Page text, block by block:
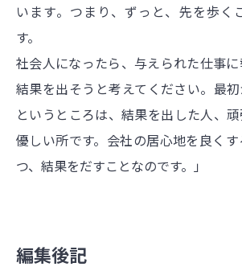
います。つまり、ずっと、先を歩く
す。
社会人になったら、与えられた仕事
結果を出そうと考えてください。最
というところは、結果を出した人、
優しい所です。会社の居心地を良く
つ、結果をだすことなのです。」
編集後記